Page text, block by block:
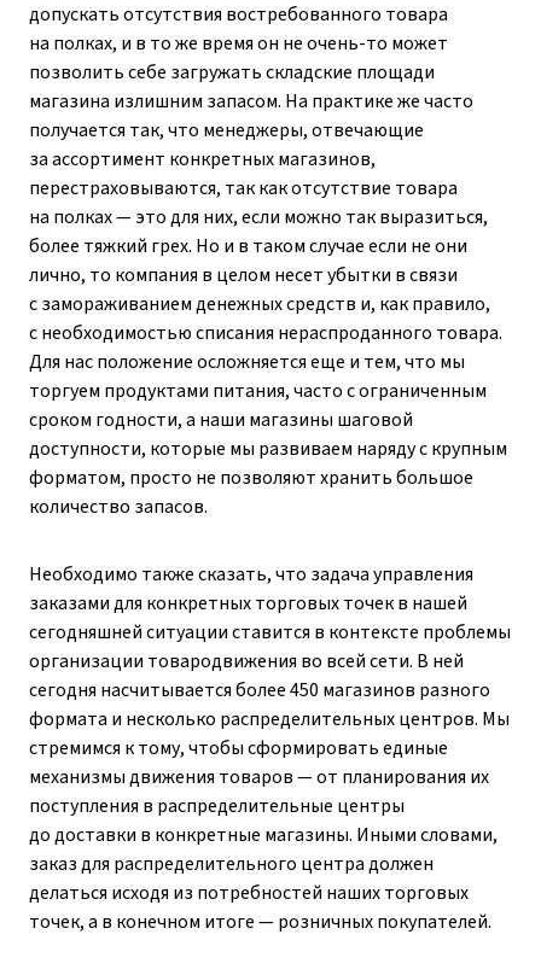
допускать отсутствия востребованного товара
на полках, и в то же время он не очень-то может
позволить себе загружать складские площади
магазина излишним запасом. На практике же часто
получается так, что менеджеры, отвечающие
за ассортимент конкретных магазинов,
перестраховываются, так как отсутствие товара
на полках — это для них, если можно так выразиться,
более тяжкий грех. Но и в таком случае если не они
лично, то компания в целом несет убытки в связи
с замораживанием денежных средств и, как правило,
с необходимостью списания нераспроданного товара.
Для нас положение осложняется еще и тем, что мы
торгуем продуктами питания, часто с ограниченным
сроком годности, а наши магазины шаговой
доступности, которые мы развиваем наряду с крупным
форматом, просто не позволяют хранить большое
количество запасов.
Необходимо также сказать, что задача управления
заказами для конкретных торговых точек в нашей
сегодняшней ситуации ставится в контексте проблемы
организации товародвижения во всей сети. В ней
сегодня насчитывается более 450 магазинов разного
формата и несколько распределительных центров. Мы
стремимся к тому, чтобы сформировать единые
механизмы движения товаров — от планирования их
поступления в распределительные центры
до доставки в конкретные магазины. Иными словами,
заказ для распределительного центра должен
делаться исходя из потребностей наших торговых
точек, а в конечном итоге — розничных покупателей.